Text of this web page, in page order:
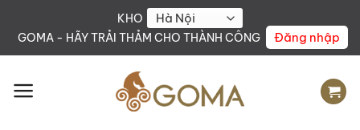
KHO
GOMA - HÃY TRẢI THẢM CHO THÀNH CÔNG
Đăng nhập